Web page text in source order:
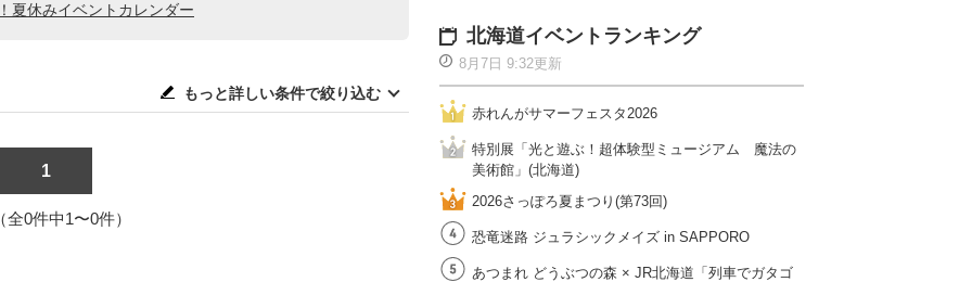
夏休みイベントカレンダー
もっと詳しい条件で絞り込む
1
全0件中1〜0件）
北海道イベントランキング
8月7日 9:32更新
赤れんがサマーフェスタ2026
特別展「光と遊ぶ！超体験型ミュージアム 魔法の
美術館」(北海道)
2026さっぽろ夏まつり(第73回)
恐竜迷路 ジュラシックメイズ in SAPPORO
あつまれ どうぶつの森 × JR北海道「列車でガタゴ